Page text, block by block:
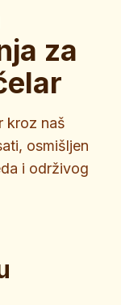
za
kroz naš
osmišljen
i održivog